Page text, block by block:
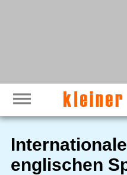
englischen